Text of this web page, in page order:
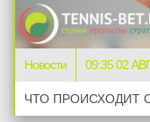
Новости 09:35 02
ЧТО ПРОИСХОДИТ